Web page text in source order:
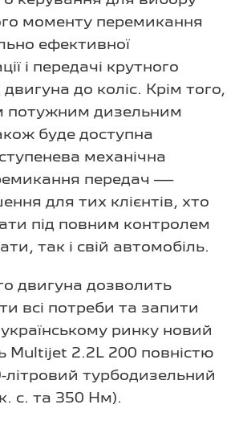
моменту перемикання
ефективної
і передачі крутного
до коліс. Крім того,
потужним дизельним
буде доступна
механічна
передач —
для тих клієнтів, хто
під повним контролем
так і свій автомобіль.
двигуна дозволить
всі потреби та запити
українському ринку новий
Multijet 2.2L 200 повністю
літровий турбодизельний
с. та 350 Нм).